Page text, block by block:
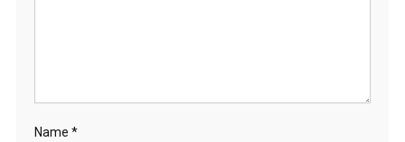
Name *